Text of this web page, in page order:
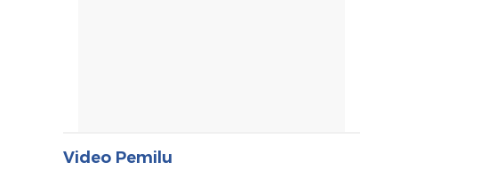
Video Pemilu